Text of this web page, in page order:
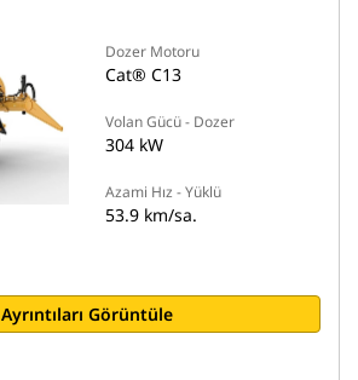
Dozer Motoru
Cat® C13
Volan Gücü - Dozer
304 kW
Azami Hız - Yüklü
53.9 km/sa.
Ayrıntıları Görüntüle